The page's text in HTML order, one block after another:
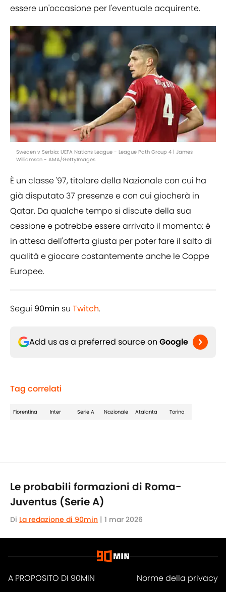
essere un'occasione per l'eventuale acquirente.
Sweden v Serbia: UEFA Nations League - League Path Group 4 | James
Williamson - AMA/GettyImages
È un classe '97, titolare della Nazionale con cui ha
già disputato 37 presenze e con cui giocherà in
Qatar. Da qualche tempo si discute della sua
cessione e potrebbe essere arrivato il momento: è
in attesa dell'offerta giusta per poter fare il salto di
qualità e giocare costantemente anche le Coppe
Europee.
Segui 90min su Twitch.
Add us as a preferred source on Google
Tag correlati
Fiorentina Inter Serie A Nazionale Atalanta Torino
Le probabili formazioni di Roma-
Juventus (Serie A)
Di La redazione di 90min | 1 mar 2026
A PROPOSITO DI 90MIN
Norme della privacy